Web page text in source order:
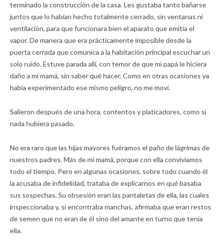
terminado la construcción de la casa. Les gustaba tanto bañarse
juntos que lo habían hecho totalmente cerrado, sin ventanas ni
ventilación, para que funcionara bien el aparato que emitía el
vapor. De manera que era prácticamente imposible desde la
puerta cerrada que comunica a la habitación principal escuchar un
solo ruido. Estuve parada allí, con temor de que mi papá le hiciera
daño a mi mamá, sin saber qué hacer. Como en otras ocasiones ya
había experimentado ese mismo peligro, no me moví.
Salieron después de una hora, contentos y platicadores, como si
nada hubiera pasado.
No era raro que las hijas mayores fuéramos el paño de lágrimas de
nuestros padres. Más de mi mamá, porque con ella convivíamos
todo el tiempo. Pero en algunas ocasiones, sobre todo cuando él
la acusaba de infidelidad, trataba de explicarnos en qué basaba
sus sospechas. Su obsesión eran las pantaletas de ella, las cuales
inspeccionaba y, si encontraba manchas, afirmaba que eran restos
de semen que no eran de él sino del amante en turno que tenía
ella.